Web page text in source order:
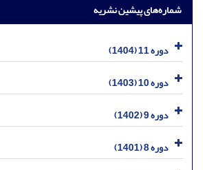
شماره‌های پیشین نشریه
دوره 11 (1404)
دوره 10 (1403)
دوره 9 (1402)
دوره 8 (1401)